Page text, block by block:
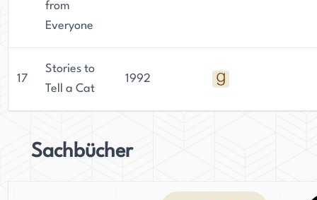
from
Everyone
17
Stories to
Tell a Cat
1992
Sachbücher